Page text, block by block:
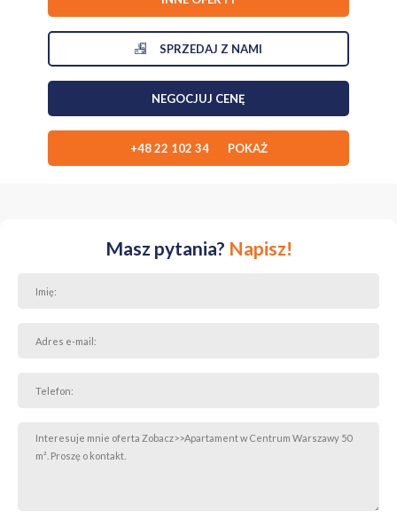
SPRZEDAJ Z NAMI
NEGOCJUJ CENĘ
+48 22 102 34 POKAŻ
Masz pytania? Napisz!